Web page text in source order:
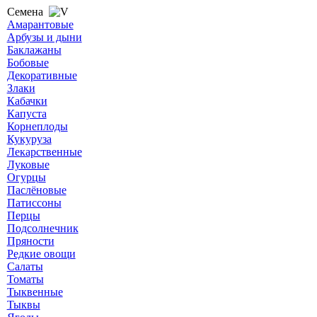
Семена
Амарантовые
Арбузы и дыни
Баклажаны
Бобовые
Декоративные
Злаки
Кабачки
Капуста
Корнеплоды
Кукуруза
Лекарственные
Луковые
Огурцы
Паслёновые
Патиссоны
Перцы
Подсолнечник
Пряности
Редкие овощи
Салаты
Томаты
Тыквенные
Тыквы